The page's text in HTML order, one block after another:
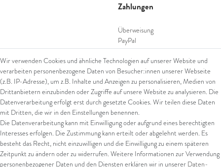
Zahlungen
Überweisung
PayPal
SEPA Lastschrift
giropay
Kreditkarte
Versand
UPS
FedEx
Wir verwenden Cookies und ähnliche Technologien auf unserer Website und
verarbeiten personenbezogene Daten von Besucher:innen unserer Webseite
(z.B. IP-Adresse), um z.B. Inhalte und Anzeigen zu personalisieren, Medien von
Drittanbietern einzubinden oder Zugriffe auf unsere Website zu analysieren. Die
Datenverarbeitung erfolgt erst durch gesetzte Cookies. Wir teilen diese Daten
mit Dritten, die wir in den Einstellungen benennen.
Die Datenverarbeitung kann mit Einwilligung oder aufgrund eines berechtigten
Interesses erfolgen. Die Zustimmung kann erteilt oder abgelehnt werden. Es
besteht das Recht, nicht einzuwilligen und die Einwilligung zu einem späteren
Zeitpunkt zu ändern oder zu widerrufen. Weitere Informationen zur Verwendung
personenbezogener Daten und den Diensten erklären wir in unserer Daten­